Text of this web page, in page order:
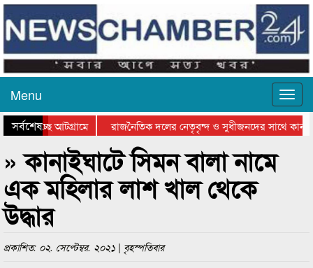
Menu
সর্বশেষ
হচ্ছে আটগ্রামে
রাজনৈতিক দলের নেতৃবৃন্দ ও সুধীজনদের সাথে
পুরস্কার বিতরণ সম্পন্ন
সিলেটে বাংলাদেশ গ্রুপ থিয়েটার ফেডারেশানের
» কানাইঘাটে সিমন বালা নামে
এক মহিলার লাশ খাল থেকে
উদ্ধার
প্রকাশিত: ০২. সেপ্টেম্বর. ২০২১ | বৃহস্পতিবার